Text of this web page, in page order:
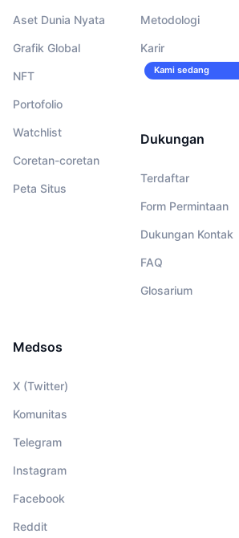
Aset Dunia Nyata
Grafik Global
NFT
Portofolio
Watchlist
Coretan-coretan
Peta Situs
Metodologi
Karir
Kami sedang
Dukungan
Terdaftar
Form Permintaan
Dukungan Kontak
FAQ
Glosarium
Medsos
X (Twitter)
Komunitas
Telegram
Instagram
Facebook
Reddit